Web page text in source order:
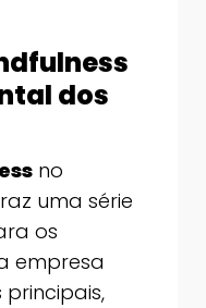
dos
no
uma série
os
empresa